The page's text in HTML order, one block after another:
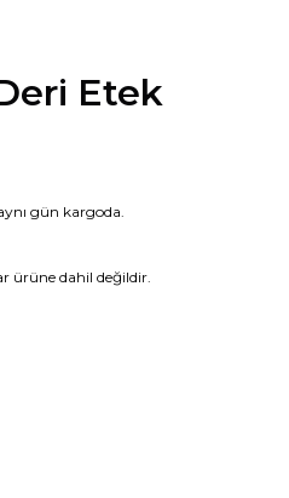
Etek
gün kargoda.
ürüne dahil değildir.